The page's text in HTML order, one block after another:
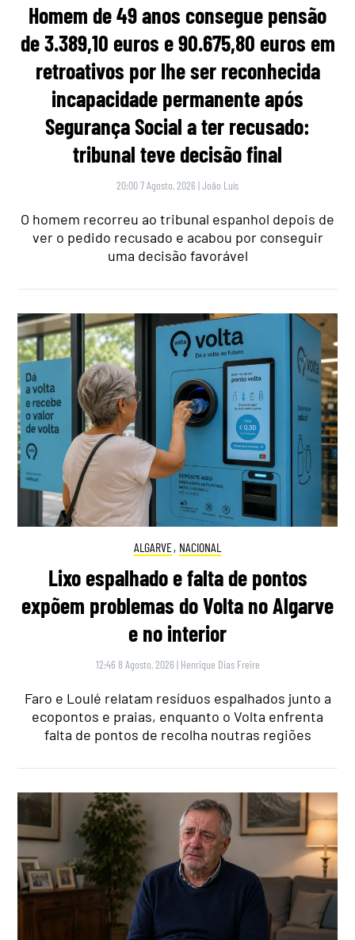
Homem de 49 anos consegue pensão
de 3.389,10 euros e 90.675,80 euros em
retroativos por lhe ser reconhecida
incapacidade permanente após
Segurança Social a ter recusado:
tribunal teve decisão final
20:00 7 Agosto, 2026 |João Luís
O homem recorreu ao tribunal espanhol depois de
ver o pedido recusado e acabou por conseguir
uma decisão favorável
ALGARVE, NACIONAL
Lixo espalhado e falta de pontos
expõem problemas do Volta no Algarve
e no interior
12:46 8 Agosto, 2026 | Henrique Dias Freire
Faro e Loulé relatam resíduos espalhados junto a
ecopontos e praias, enquanto o Volta enfrenta
falta de pontos de recolha noutras regiões